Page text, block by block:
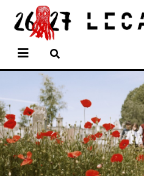
contenu
principal
Panneau de gestion des cookies